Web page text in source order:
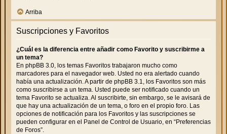
Arriba
Suscripciones y Favoritos
¿Cuál es la diferencia entre añadir como Favorito y suscribirme a
un tema?
En phpBB 3.0, los temas Favoritos trabajaron mucho como
marcadores para el navegador web. Usted no era alertado cuando
había una actualización. A partir de phpBB 3.1, los Favoritos son más
como suscribirse a un tema. Usted puede ser notificado cuando un
tema Favorito se actualiza. Al suscribirte, sin embargo, se le avisará de
que hay una actualización de un tema, o foro en el propio foro. Las
opciones de notificación para los Favoritos y las suscripciones se
pueden configurar en el Panel de Control de Usuario, en “Preferencias
de Foros”.